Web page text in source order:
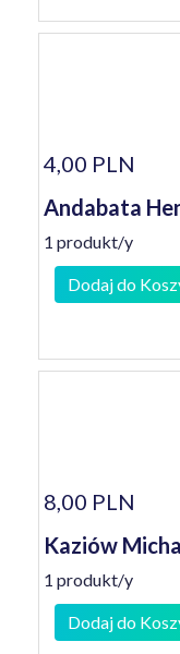
4,00 PLN
Andabata
1 produkt/y
Dodaj do
8,00 PLN
Kaziów
1 produkt/y
Dodaj do